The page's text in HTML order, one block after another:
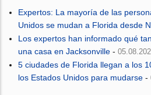
Expertos: La mayoría de las
Unidos se mudan a Florida desde
Los expertos han informado qué
una casa en Jacksonville -
5 ciudades de Florida llegan a los
los Estados Unidos para mudarse -